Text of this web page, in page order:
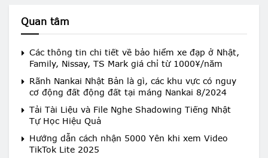
Quan tâm
Các thông tin chi tiết về bảo hiểm xe đạp ở Nhật,
Family, Nissay, TS Mark giá chỉ từ 1000¥/năm
Rãnh Nankai Nhật Bản là gì, các khu vực có nguy
cơ động đất động đất tại máng Nankai 8/2024
Tải Tài Liệu và File Nghe Shadowing Tiếng Nhật
Tự Học Hiệu Quả
Hướng dẫn cách nhận 5000 Yên khi xem Video
TikTok Lite 2025